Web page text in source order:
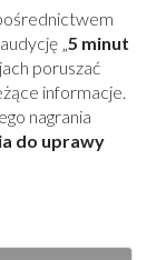
„5 minut
poruszać
informacje.
nagrania
do uprawy